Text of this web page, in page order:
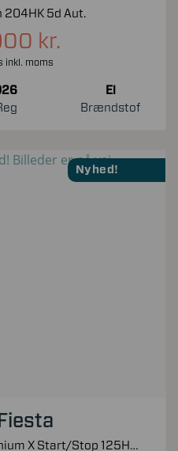
204HK 5d Aut.
kr.
inkl. moms
El
Brændstof
Nyhed!
1,0 EcoBoost Hybrid Titanium X Start/Stop 125HK 5d 6g